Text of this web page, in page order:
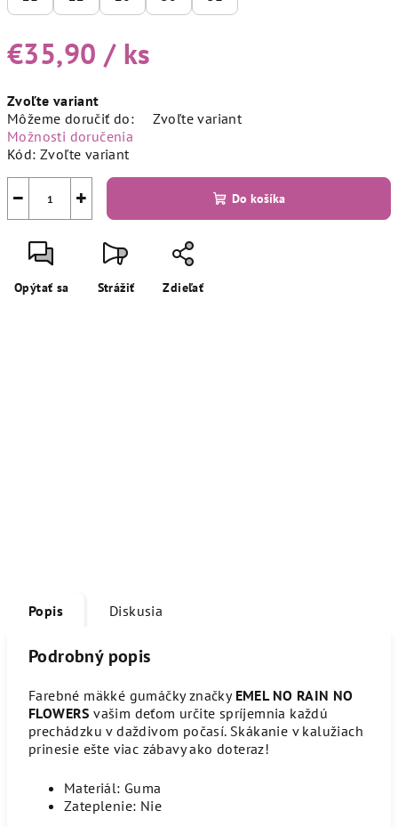
€35,90 / ks
cena:
Zvoľte variant
Môžeme doručiť do:
Zvoľte variant
Možnosti doručenia
Kód: Zvoľte variant
+
− Do košíka
Opýtať sa Strážiť Zdieľať
Popis Diskusia
Podrobný popis
Farebné mäkké gumáčky značky EMEL NO RAIN NO
FLOWERS vašim deťom určite spríjemnia každú
prechádzku v daždivom počasí. Skákanie v kalužiach
prinesie ešte viac zábavy ako doteraz!
Materiál: Guma
Zateplenie: Nie